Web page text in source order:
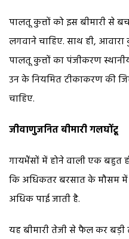
पालतू कुत्तों को इस बीमारी से
लगवाने चाहिए. साथ ही, आवारा
पालतू कुत्तों का पंजीकरण
उन के नियमित टीकाकरण की
चाहिए.
जीवाणुजनित बीमारी गलघोंटू
गायभैंसों में होने वाली एक बहुत
कि अधिकतर बरसात के मौसम में
अधिक पाई जाती है.
यह बीमारी तेजी से फैल कर